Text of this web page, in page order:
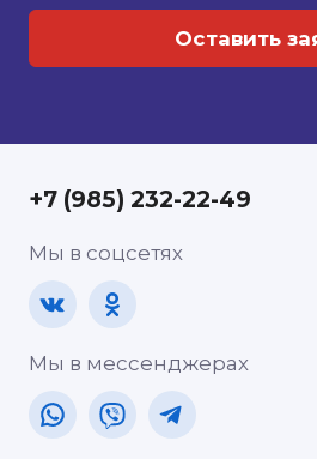
+7 (985) 232-22-49
Мы в соцсетях
Мы в мессенджерах